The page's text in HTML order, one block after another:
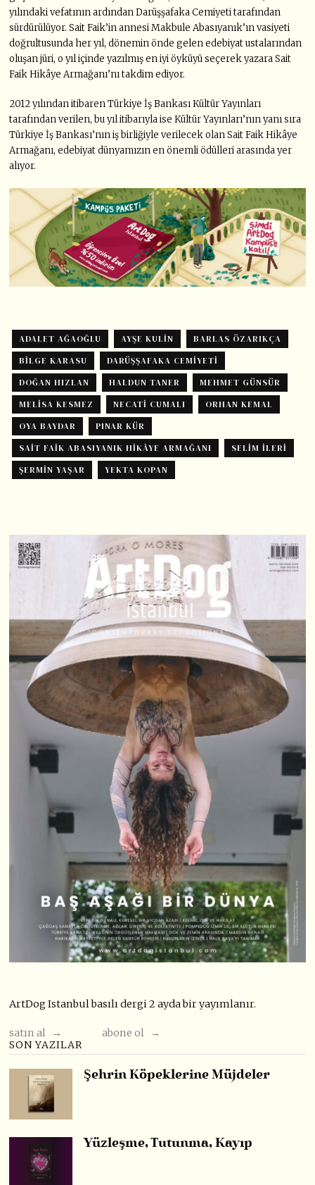
yılındaki vefatının ardından Darüşşafaka Cemiyeti tarafından
sürdürülüyor. Sait Faik’in annesi Makbule Abasıyanık’ın vasiyeti
doğrultusunda her yıl, dönemin önde gelen edebiyat ustalarından
oluşan jüri, o yıl içinde yazılmış en iyi öyküyü seçerek yazara Sait
Faik Hikâye Armağanı’nı takdim ediyor.
2012 yılından itibaren Türkiye İş Bankası Kültür Yayınları
tarafından verilen, bu yıl itibarıyla ise Kültür Yayınları’nın yanı sıra
Türkiye İş Bankası’nın iş birliğiyle verilecek olan Sait Faik Hikâye
Armağanı, edebiyat dünyamızın en önemli ödülleri arasında yer
alıyor.
ADALET AĞAOĞLU AYŞE KULIN
BARLAS ÖZARIKÇA
BILGE KARASU
DARÜŞŞAFAKA CEMIYETI
DOĞAN HIZLAN
HALDUN TANER
MEHMET GÜNSÜR
MELISA KESMEZ
NECATI CUMALI
ORHAN KEMAL
OYA BAYDAR
PINAR KÜR
SAIT FAIK ABASIYANIK HIKÂYE ARMAĞANI
SELIM İLERI
ŞERMIN YAŞAR
YEKTA KOPAN
ArtDog Istanbul basılı dergi 2 ayda bir yayımlanır.
satın al →
abone ol →
SON YAZILAR
Şehrin Köpeklerine Müjdeler
Yüzleşme, Tutunma, Kayıp